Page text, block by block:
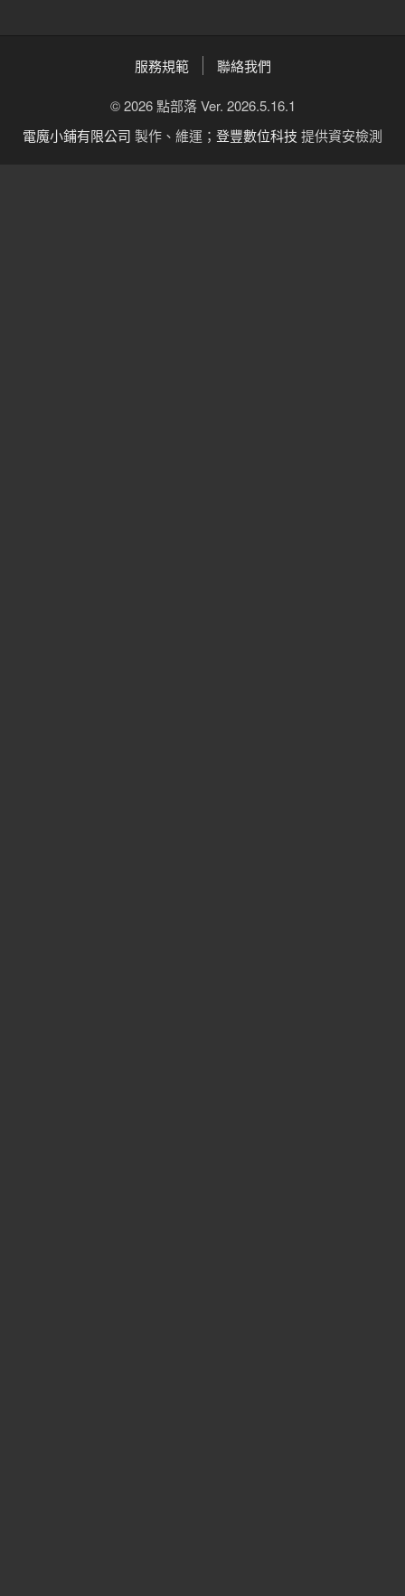
服務規範 聯絡我們
© 2026 點部落 Ver. 2026.5.16.1
電魔小鋪有限公司 製作、維運； 登豐數位科技 提供資安檢測